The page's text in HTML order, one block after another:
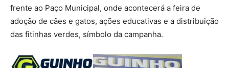
frente ao Paço Municipal, onde acontecerá a feira de
adoção de cães e gatos, ações educativas e a distribuição
das fitinhas verdes, símbolo da campanha.